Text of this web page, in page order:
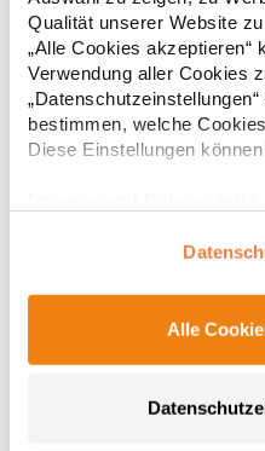
Qualität unserer Website
„Alle Cookies akzeptieren“
Verwendung aller Cookies
bestimmen, welche
Diese Einstellungen
Alle
Deutschland E-Mail:
* Preise inkl. gesetzlicher Mwst. +
E3088 Promodoro Unisex